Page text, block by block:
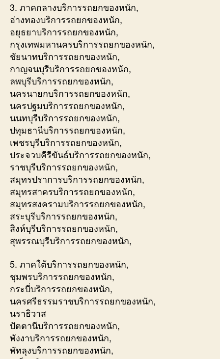
3. ภาคกลางบริการรถยกของหนัก,
อ่างทองบริการรถยกของหนัก,
อยุธยาบริการรถยกของหนัก,
กรุงเทพมหานครบริการรถยกของหนัก,
ชัยนาทบริการรถยกของหนัก,
กาญจนบุรีบริการรถยกของหนัก,
ลพบุรีบริการรถยกของหนัก,
นครนายกบริการรถยกของหนัก,
นครปฐมบริการรถยกของหนัก,
นนทบุรีบริการรถยกของหนัก,
ปทุมธานีบริการรถยกของหนัก,
เพชรบุรีบริการรถยกของหนัก,
ประจวบคีรีขันธ์บริการรถยกของหนัก,
ราชบุรีบริการรถยกของหนัก,
สมุทรปราการบริการรถยกของหนัก,
สมุทรสาครบริการรถยกของหนัก,
สมุทรสงครามบริการรถยกของหนัก,
สระบุรีบริการรถยกของหนัก,
สิงห์บุรีบริการรถยกของหนัก,
สุพรรณบุรีบริการรถยกของหนัก,
5. ภาคใต้บริการรถยกของหนัก,
ชุมพรบริการรถยกของหนัก,
กระบี่บริการรถยกของหนัก,
นครศรีธรรมราชบริการรถยกของหนัก,
นราธิวาส
ปัตตานีบริการรถยกของหนัก,
พังงาบริการรถยกของหนัก,
พัทลุงบริการรถยกของหนัก,